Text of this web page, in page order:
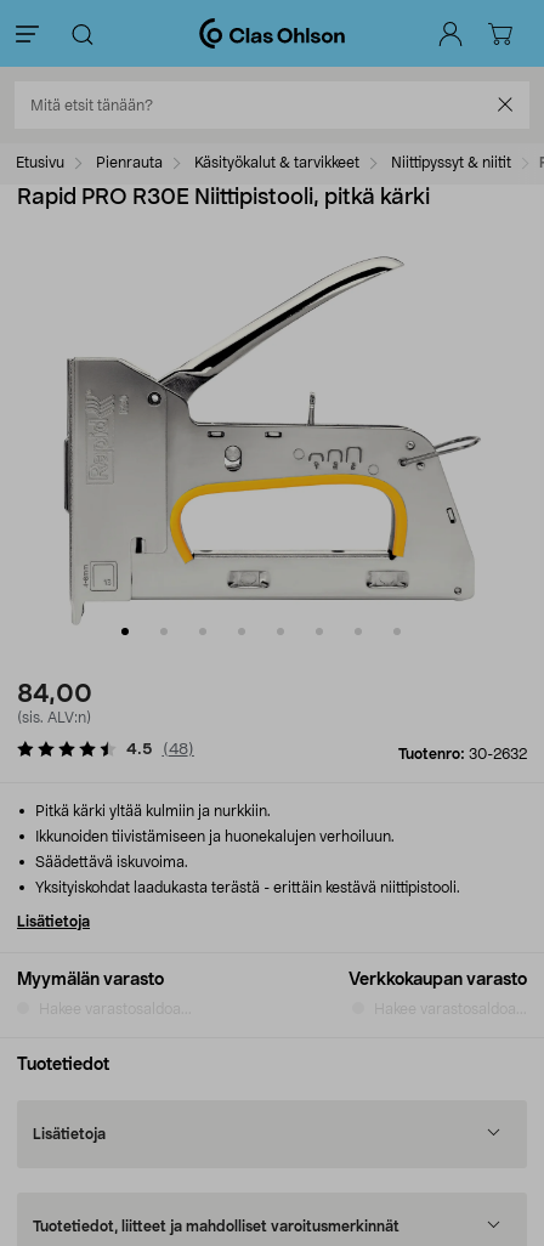
Etusivu Pienrauta Käsityökalut & tarvikkeet Niittipyssyt & niitit
Rapid PRO R30E Niittipistooli, pitkä kärki
84,00
(sis. ALV:n)
Tuotenro: 30-2632
4.5 (48)
Myymälän varasto Verkkokaupan varasto
Pitkä kärki yltää kulmiin ja nurkkiin.
Ikkunoiden tiivistämiseen ja huonekalujen verhoiluun.
Säädettävä iskuvoima.
Yksityiskohdat laadukasta terästä - erittäin kestävä niittipistooli.
Lisätietoja
Tuotetiedot
Lisätietoja
Tuotetiedot, liitteet ja mahdolliset varoitusmerkinnät